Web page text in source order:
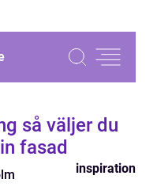
så väljer du
fasad
inspiration